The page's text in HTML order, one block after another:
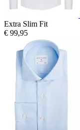
Extra Slim Fit
€ 99,95